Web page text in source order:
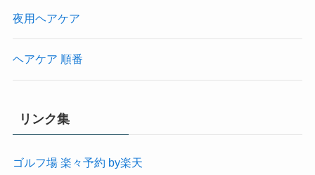
夜用ヘアケア
ヘアケア 順番
リンク集
ゴルフ場 楽々予約 by楽天